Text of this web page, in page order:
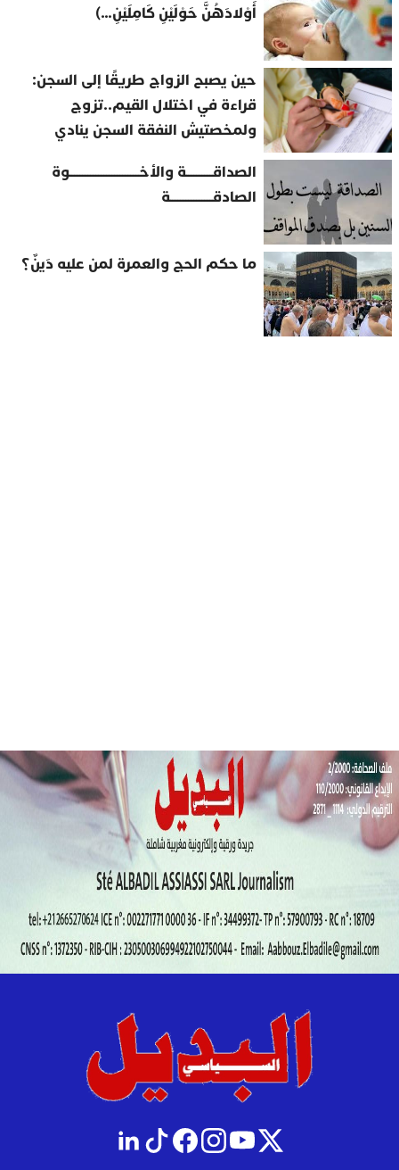
أَوْلادَهُنَّ حَوْلَيْنِ كَامِلَيْنِ…)
حين يصبح الزواج طريقًا إلى السجن:
قراءة في اختلال القيم..تزوج
ولمخصتيش النفقة السجن ينادي
الصداقــــــــــة والأخــــــــــــــــــــــــــوة
الصادقــــــــــــــــة
ما حكم الحج والعمرة لمن عليه دَينٌ؟